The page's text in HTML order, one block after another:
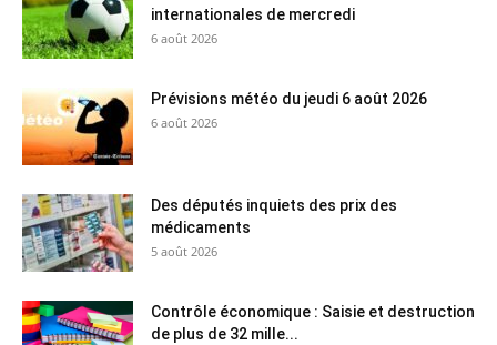
internationales de mercredi
6 août 2026
Prévisions météo du jeudi 6 août 2026
6 août 2026
Des députés inquiets des prix des
médicaments
5 août 2026
Contrôle économique : Saisie et destruction
de plus de 32 mille...